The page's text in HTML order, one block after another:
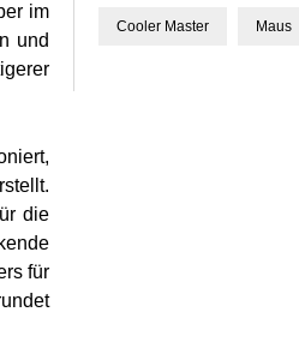
im
und
die
für
Cooler Master Maus